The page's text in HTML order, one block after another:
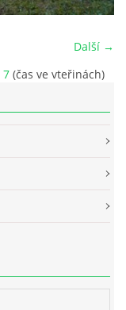
Další →
7 (čas ve vteřinách)